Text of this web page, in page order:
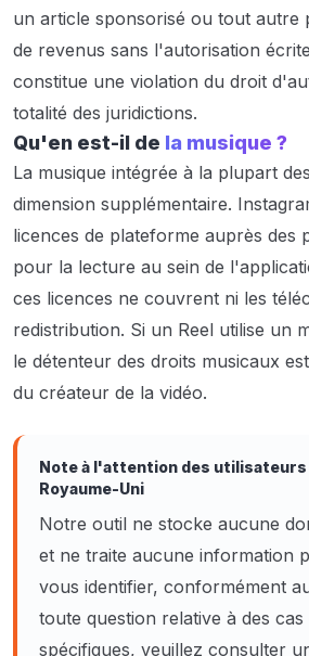
un article sponsorisé ou tout autre
de revenus sans l'autorisation
constitue une violation du droit
totalité des juridictions.
Qu'en est-il de la musique ?
La musique intégrée à la plupart
dimension supplémentaire.
licences de plateforme auprès des
pour la lecture au sein de
ces licences ne couvrent ni les
redistribution. Si un Reel utilise un
le détenteur des droits musicaux
du créateur de la vidéo.
Note à l'attention des utilisateurs
Royaume-Uni
Notre outil ne stocke aucune
et ne traite aucune information
vous identifier, conformément
toute question relative à des cas
spécifiques, veuillez consulter